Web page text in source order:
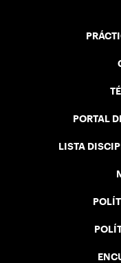
PORTAL
LISTA